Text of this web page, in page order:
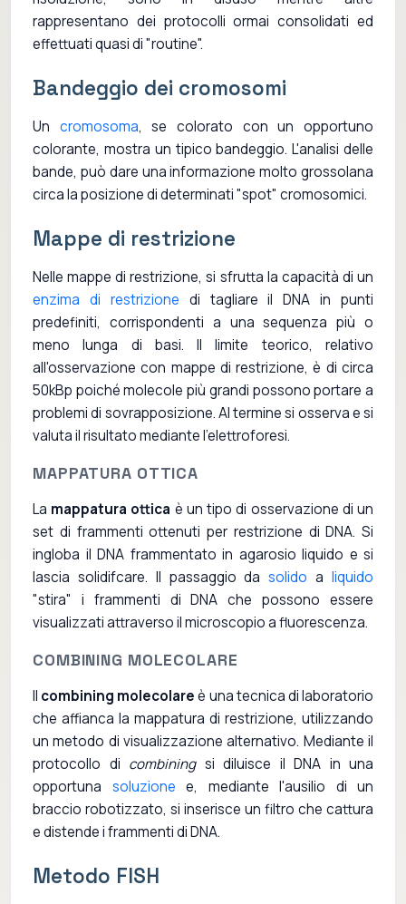
rappresentano dei protocolli ormai consolidati ed
effettuati quasi di "routine".
Bandeggio dei cromosomi
Un cromosoma, se colorato con un opportuno
colorante, mostra un tipico bandeggio. L'analisi delle
bande, può dare una informazione molto grossolana
circa la posizione di determinati "spot" cromosomici.
Mappe di restrizione
Nelle mappe di restrizione, si sfrutta la capacità di un
enzima di restrizione di tagliare il DNA in punti
predefiniti, corrispondenti a una sequenza più o
meno lunga di basi. Il limite teorico, relativo
all'osservazione con mappe di restrizione, è di circa
50kBp poiché molecole più grandi possono portare a
problemi di sovrapposizione. Al termine si osserva e si
valuta il risultato mediante l'elettroforesi.
MAPPATURA OTTICA
La mappatura ottica è un tipo di osservazione di un
set di frammenti ottenuti per restrizione di DNA. Si
ingloba il DNA frammentato in agarosio liquido e si
lascia solidifcare. Il passaggio dasolido aliquido
"stira" i frammenti di DNA che possono essere
visualizzati attraverso il microscopio a fluorescenza.
COMBINING MOLECOLARE
Il combining molecolareè una tecnica di laboratorio
che affianca la mappatura di restrizione, utilizzando
un metodo di visualizzazione alternativo. Mediante il
protocollo di combiningsi diluisce il DNA in una
opportuna soluzione e, mediante l'ausilio di un
braccio robotizzato, si inserisce un filtro che cattura
e distende i frammenti di DNA.
Metodo FISH